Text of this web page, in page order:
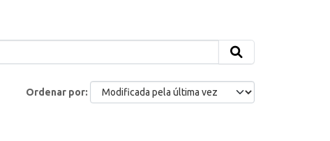
Ordenar por